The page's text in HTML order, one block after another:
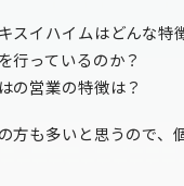
スイハイムはどんな特
行っているのか？
の営業の特徴は？
方も多いと思うので、